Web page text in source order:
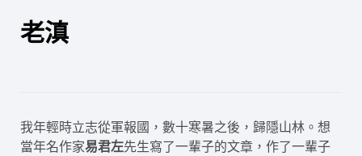
老滇
我年輕時立志從軍報國，數十寒暑之後，歸隱山林。想
當年名作家易君左先生寫了一輩子的文章，作了一輩子